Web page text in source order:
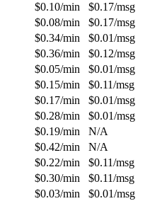
$0.10/min $0.17/msg
$0.08/min $0.17/msg
$0.34/min $0.01/msg
$0.36/min $0.12/msg
$0.05/min $0.01/msg
$0.15/min $0.11/msg
$0.17/min $0.01/msg
$0.28/min $0.01/msg
$0.19/min
N/A
$0.42/min
N/A
$0.22/min $0.11/msg
$0.30/min $0.11/msg
$0.03/min $0.01/msg